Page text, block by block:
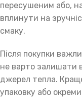
пересушеним або,
вплинути на
смаку.
Після покупки
не варто залишати
джерел тепла.
упаковку або